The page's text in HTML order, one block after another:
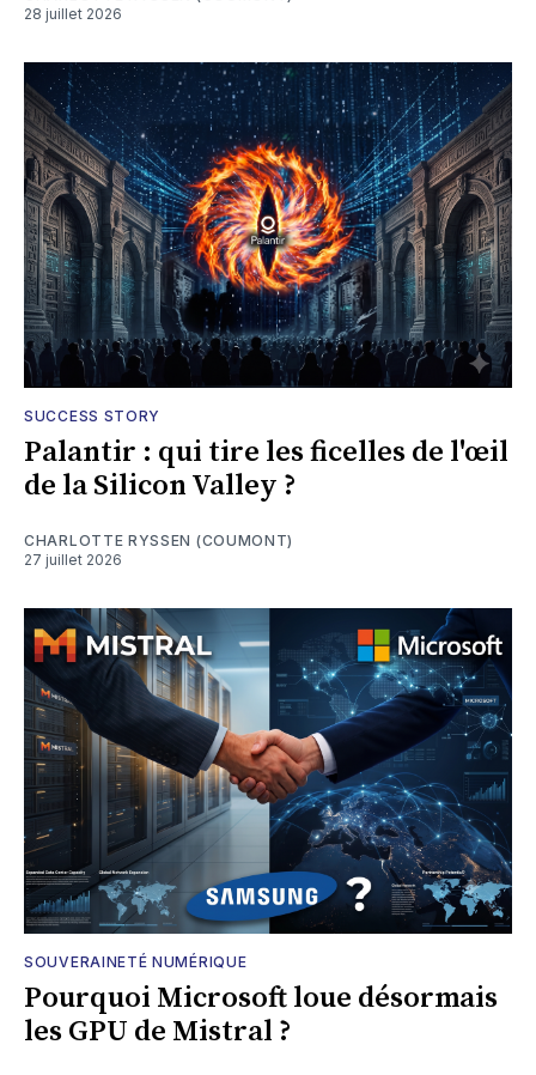
28 juillet 2026
SUCCESS STORY
Palantir : qui tire les ficelles de l'œil
de la Silicon Valley ?
CHARLOTTE RYSSEN (COUMONT)
27 juillet 2026
SOUVERAINETÉ NUMÉRIQUE
Pourquoi Microsoft loue désormais
les GPU de Mistral ?